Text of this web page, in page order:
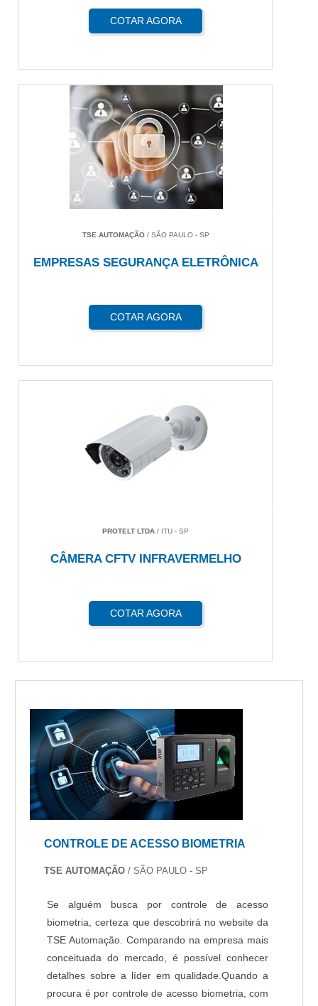
COTAR AGORA
TSE AUTOMAÇÃO/ SÃO PAULO - SP
EMPRESAS SEGURANÇA ELETRÔNICA
COTAR AGORA
PROTELT LTDA / ITU - SP
CÂMERA CFTV INFRAVERMELHO
COTAR AGORA
CONTROLE DE ACESSO BIOMETRIA
TSE AUTOMAÇÃO/ SÃO PAULO - SP
Se alguém busca por controle de acesso
biometria, certeza que descobrirá no website da
TSE Automação. Comparando na empresa mais
conceituada do mercado, é possível conhecer
detalhes sobre a líder em qualidade.Quando a
procura é por controle de acesso biometria, com